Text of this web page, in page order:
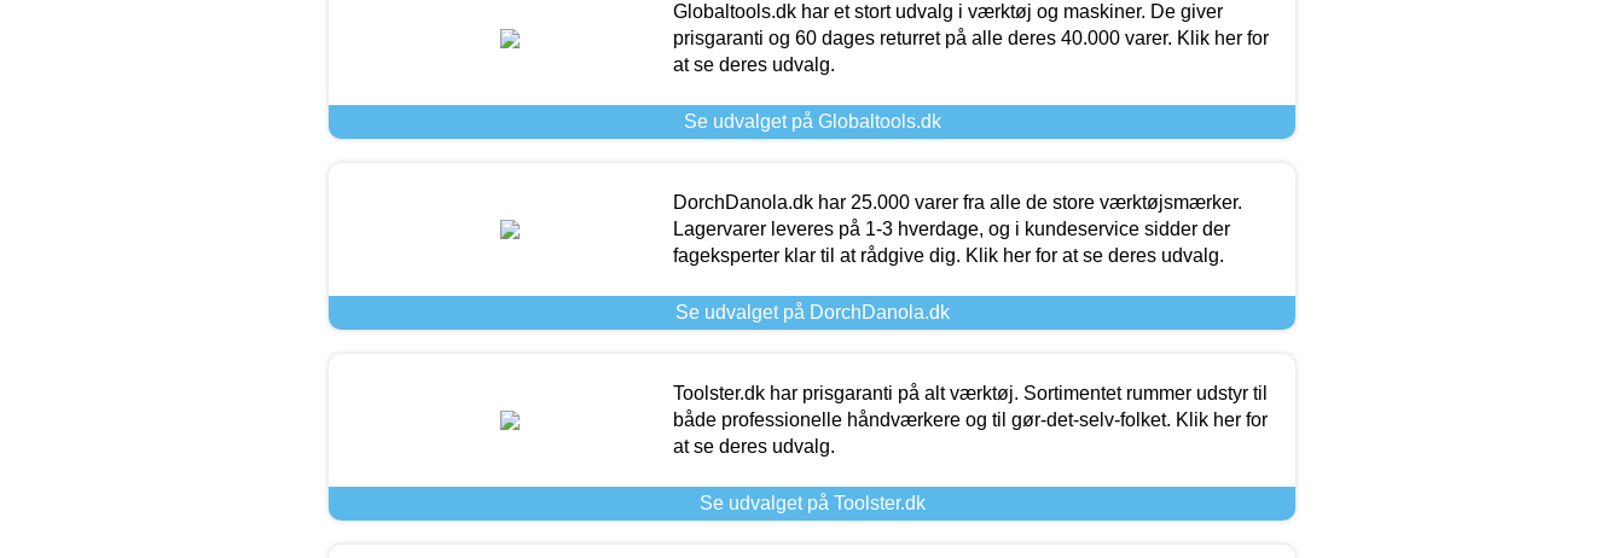
Globaltools.dk har et stort udvalg i værktøj og maskiner. De giver
prisgaranti og 60 dages returret på alle deres 40.000 varer. Klik her for
at se deres udvalg.
Se udvalget på Globaltools.dk
DorchDanola.dk har 25.000 varer fra alle de store værktøjsmærker.
Lagervarer leveres på 1-3 hverdage, og i kundeservice sidder der
fageksperter klar til at rådgive dig. Klik her for at se deres udvalg.
Se udvalget på DorchDanola.dk
Toolster.dk har prisgaranti på alt værktøj. Sortimentet rummer udstyr til
både professionelle håndværkere og til gør-det-selv-folket. Klik her for
at se deres udvalg.
Se udvalget på Toolster.dk